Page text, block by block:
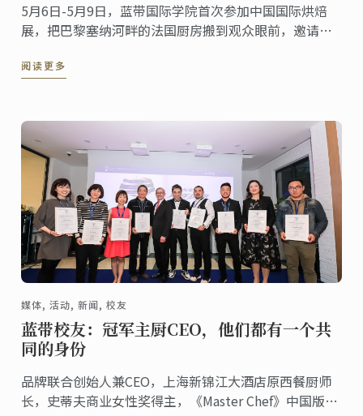
5月6日-5月9日，蓝带国际学院首次参加中国国际烘焙
展，把巴黎塞纳河畔的法国厨房搬到观众眼前，邀请观
解蓝带专业课程，现场购买精美周边。
阅读更多
媒体, 活动, 新闻, 校友
蓝带校友：冠军主厨CEO，他们都有一个共
同的身份
品牌联合创始人兼CEO，上海新锦江大酒店原西餐厨师
长，史蒂夫商业女性奖得主，《Master Chef》中国版第